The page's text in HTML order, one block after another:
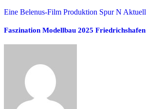
Eine Belenus-Film Produktion Spur N Aktuell
Faszination Modellbau 2025 Friedrichshafen